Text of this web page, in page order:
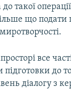
такої
що подати
все
підготовки до
діалогу з